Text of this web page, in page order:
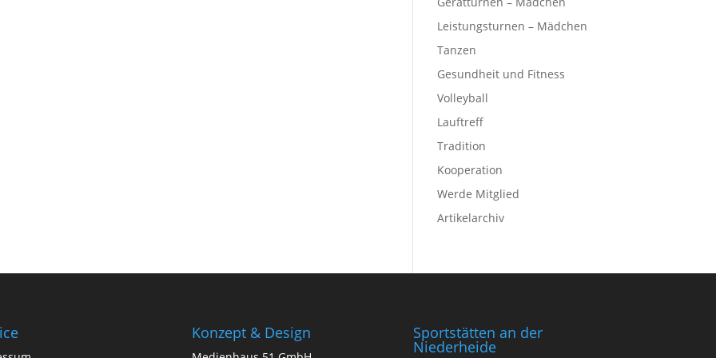
Leistungsturnen – Mädchen
Tanzen
Gesundheit und Fitness
Volleyball
Lauftreff
Tradition
Kooperation
Werde Mitglied
Artikelarchiv
Konzept & Design Sportstätten an der
Niederheide